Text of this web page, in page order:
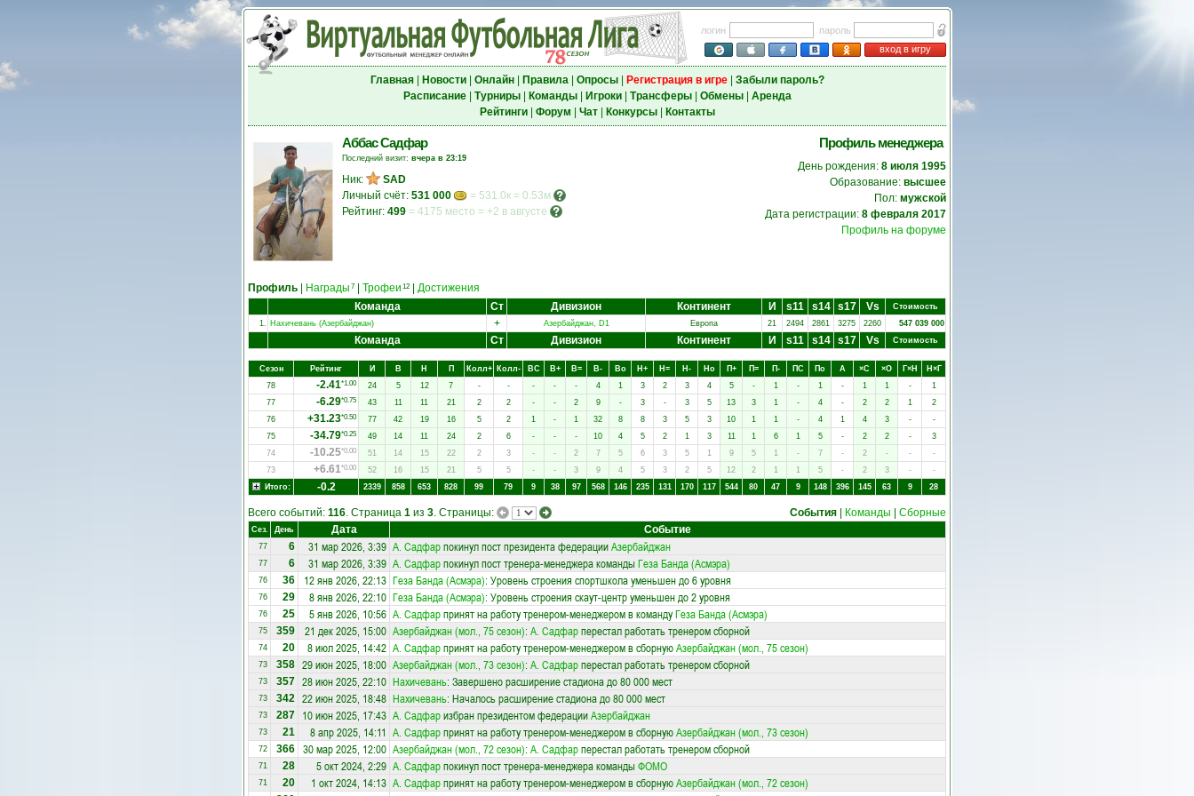
логин
пароль
вход в игру
Главная| Новости| Онлайн| Правила| Опросы| Регистрация в игре| Забыли пароль?
Расписание| Турниры| Команды| Игроки| Трансферы| Обмены| Аренда
Рейтинги| Форум Чат| Конкурсы| Контакты
Аббас Садфар
Последний визит: вчера в 23:19
Ник:
SAD
Личный счёт: 531 000
= 531.0к = 0.53м
Рейтинг: 499 = 4175 место = +2 в августе
Профиль менеджера
День рождения: 8 июля 1995
Образование: высшее
Пол: мужской
Дата регистрации: 8 февраля 2017
Профиль на форуме
Профиль Награды 7 Трофеи 12
Достижения
Команда
Ст Дивизион Континент И s11 s14 s17 Vs
Стоимость
1. Нахичевань (Азербайджан) + Азербайджан, D1 Европа 21 2494 2861 3275 2260 547 039 000
Команда Ст Дивизион Континент И s11 s14 s17 Vs Стоимость
Сезон Рейтинг И В Н П Колл+ Колл- ВC В+ В= В- Вo Н+ Н= Н- Нo П+ П= П- ПC Пo А ×C ×O Г×Н
Н×Г
78
-2.41*1.00 24 5 12 7 - - - - - 4 1 3 2 3 4 5 - 1 - 1 - 1 1 -
1
77
-6.29*0.75 43 11 11 21 2 2 - - 2 9 - 3 - 3 5 13 3 1 - 4 - 2 2 1
2
76
+31.23*0.50 77 42 19 16 5 2 1 - 1 32 8 8 3 5 3 10 1 1 - 4 1 4 3 -
-
75
-34.79*0.25 49 14 11 24 2 6 - - - 10 4 5 2 1 3 11 1 6 1 5 - 2 2 -
3
74
-10.25*0.00 51 14 15 22 2 3 - - 2 7 5 6 3 5 1 9 5 1 - 7 - 2 - -
-
73
+6.61*0.00 52 16 15 21 5 5 - - 3 9 4 5 3 2 5 12 2 1 1 5 - 2 3 -
-
Итого:
-0.2 2339 858 653 828 99 79 9 38 97 568 146 235 131 170 117 544 80 47 9 148 396 145 63 9 28
Всего событий: 116. Страница 1 из 3. Страницы: События Команды Сборные
Сез. День Дата Событие
77 6 31 мар 2026, 3:39 А. Садфарпокинул пост президента федерацииАзербайджан
77 6 31 мар 2026, 3:39 А. Садфарпокинул пост тренера-менеджера команды Геза Банда (Асмэра)
76 36 12 янв 2026, 22:13 Геза Банда (Асмэра): Уровень строения спортшкола уменьшен до 6 уровня
76 29 8 янв 2026, 22:10 Геза Банда (Асмэра): Уровень строения скаут-центр уменьшен до 2 уровня
76 25 5 янв 2026, 10:56 А. Садфарпринят на работу тренером-менеджером в командуГеза Банда (Асмэра)
75 359 21 дек 2025, 15:00 Азербайджан (мол., 75 сезон): А. Садфарперестал работать тренером сборной
74 20 8 июл 2025, 14:42 А. Садфарпринят на работу тренером-менеджером в сборнуюАзербайджан (мол., 75 сезон)
73 358 29 июн 2025, 18:00 Азербайджан (мол., 73 сезон): А. Садфарперестал работать тренером сборной
73 357 28 июн 2025, 22:10 Нахичевань: Завершено расширение стадиона до 80 000 мест
73 342 22 июн 2025, 18:48 Нахичевань: Началось расширение стадиона до 80 000 мест
73 287 10 июн 2025, 17:43 А. Садфаризбран президентом федерацииАзербайджан
73 21 8 апр 2025, 14:11 А. Садфарпринят на работу тренером-менеджером в сборнуюАзербайджан (мол., 73 сезон)
72 366 30 мар 2025, 12:00 Азербайджан (мол., 72 сезон): А. Садфарперестал работать тренером сборной
71 28 5 окт 2024, 2:29 А. Садфарпокинул пост тренера-менеджера команды ФОМО
71 20 1 окт 2024, 14:13 А. Садфарпринят на работу тренером-менеджером в сборнуюАзербайджан (мол., 72 сезон)